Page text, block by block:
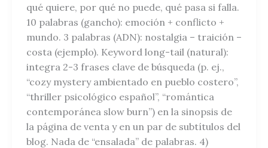
qué quiere, por qué no puede, qué pasa si falla.
10 palabras (gancho): emoción + conflicto +
mundo. 3 palabras (ADN): nostalgia – traición –
costa (ejemplo). Keyword long-tail (natural):
integra 2-3 frases clave de búsqueda (p. ej.,
“cozy mystery ambientado en pueblo costero”,
“thriller psicológico español”, “romántica
contemporánea slow burn”) en la sinopsis de
la página de venta y en un par de subtítulos del
blog. Nada de “ensalada” de palabras. 4)